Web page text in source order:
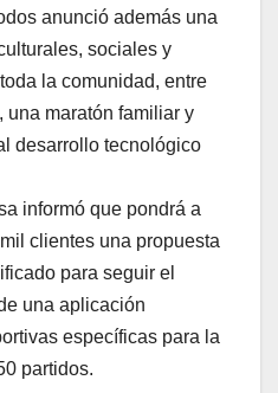
anunció además una
sociales y
la comunidad, entre
una maratón familiar y
desarrollo tecnológico
informó que pondrá a
clientes una propuesta
para seguir el
una aplicación
específicas para la
partidos.